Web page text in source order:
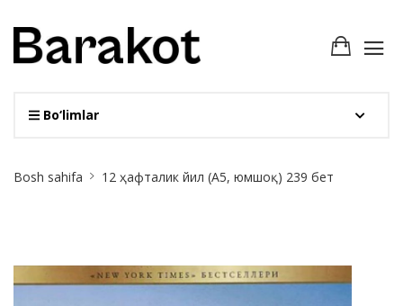
Bo‘limlar
Breadcrumb
Bosh sahifa 12 ҳафталик йил (А5, юмшоқ) 239 бет